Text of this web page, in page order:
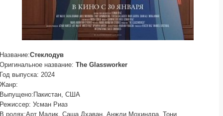
Название:Стеклодув
Оригинальное название: The Glassworker
Год выпуска: 2024
Жанр:
Выпущено:Пакистан, США
Режиссер: Усман Риаз
В ролях:Арт Малик, Саша Дхаван, Анжли Мохиндра, Тони